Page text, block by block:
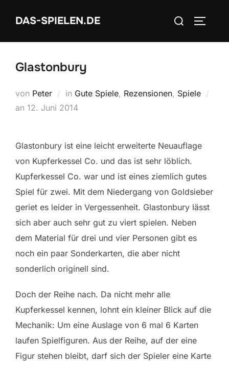
InhaltDAS-SPIELEN.DE
Suchen
Glastonbury
von Peter in Gute Spiele, Rezensionen, Spiele
an Veröffentlicht
12. Juni 2014
Glastonbury ist eine leicht erweiterte Neuauflage
von Kupferkessel Co. und das ist sehr löblich.
Kupferkessel Co. war und ist eines ziemlich gutes
Spiel für zwei. Mit dem Niedergang von Goldsieber
geriet es leider in Vergessenheit. Glastonbury lässt
sich aber auch sehr gut zu viert spielen. Neben
dem Material für drei und vier Personen gibt es
noch ein paar Sonderkarten, die aber nicht
sonderlich originell sind.
Doch der Reihe nach. Da nicht mehr alle
Kupferkessel kennen, lohnt ein kleiner Blick auf die
Mechanik: Um eine Auslage von 6 mal 6 Karten
laufen Spielfiguren. Aus der Reihe, auf der eine
Figur stehen bleibt, darf sich der Spieler eine Karte